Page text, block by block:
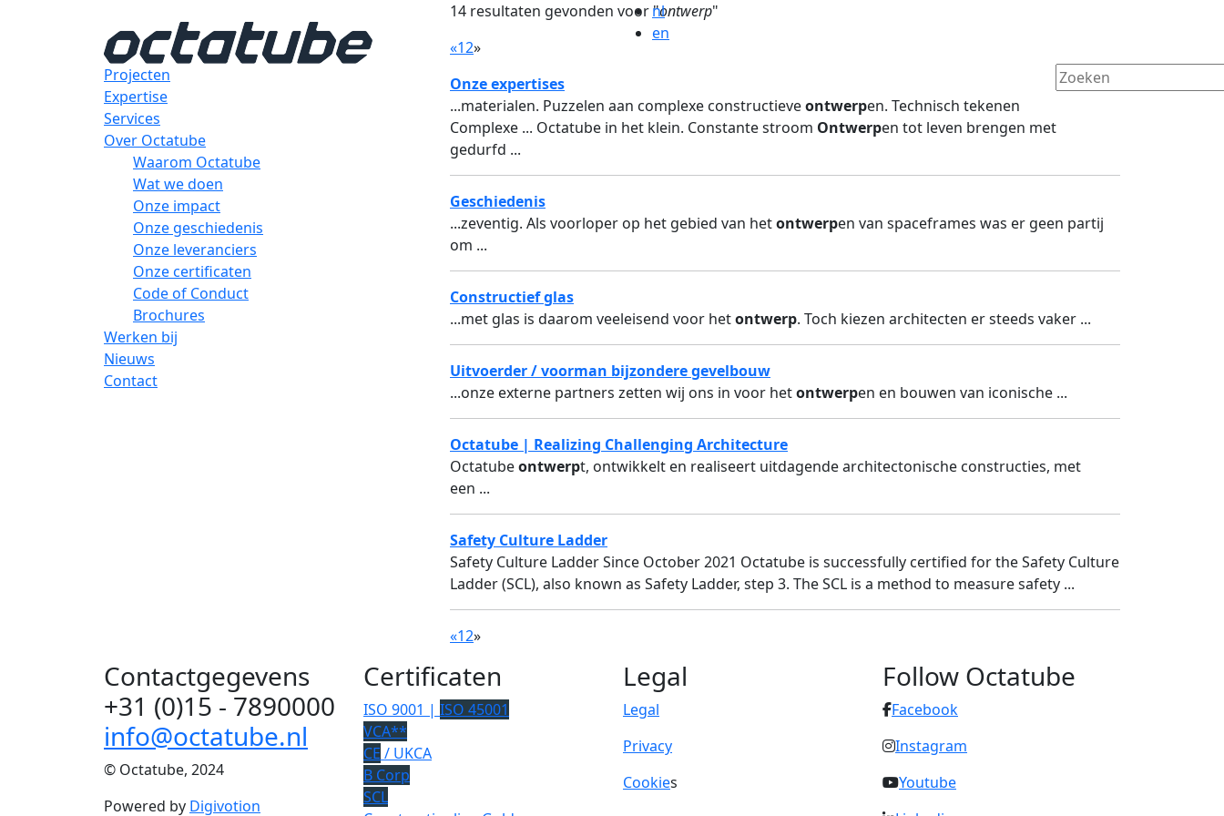
nl
en
Projecten
Expertise
Services
Over Octatube
Waarom Octatube
Wat we doen
Onze impact
Onze geschiedenis
Onze leveranciers
Onze certificaten
Code of Conduct
Brochures
Werken bij
Nieuws
Contact
14 resultaten gevonden voor "ontwerp"
«12»
Onze expertises
...materialen. Puzzelen aan complexe constructieveontwerpen. Technisch tekenen
Complexe ... Octatube in het klein. Constante stroom Ontwerpen tot leven brengen met
gedurfd ...
Geschiedenis
...zeventig. Als voorloper op het gebied van hetontwerpen van spaceframes was er geen partij
om ...
Constructief glas
...met glas is daarom veeleisend voor hetontwerp. Toch kiezen architecten er steeds vaker ...
Uitvoerder / voorman bijzondere gevelbouw
...onze externe partners zetten wij ons in voor hetontwerpen en bouwen van iconische ...
Octatube | Realizing Challenging Architecture
Octatubeontwerpt, ontwikkelt en realiseert uitdagende architectonische constructies, met
een ...
Safety Culture Ladder
Safety Culture Ladder Since October 2021 Octatube is successfully certified for the Safety Culture
Ladder (SCL), also known as Safety Ladder, step 3. The SCL is a method to measure safety ...
«12»
Contactgegevens
+31 (0)15 - 7890000
info@octatube.nl
© Octatube, 2024
Powered by Digivotion
Certificaten
ISO 9001 | ISO 45001
VCA**
CE / UKCA
B Corp
SCL
Legal
Legal
Privacy
Cookies
Follow Octatube
Facebook
Instagram
Youtube